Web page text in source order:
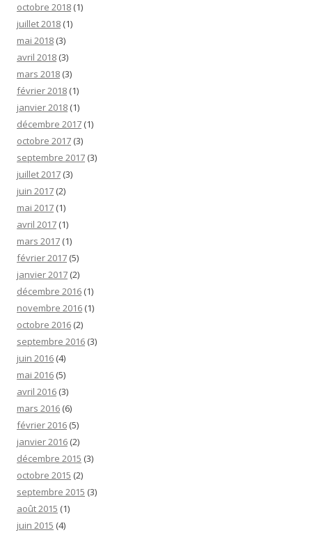
octobre 2018 (1)
juillet 2018 (1)
mai 2018 (3)
avril 2018 (3)
mars 2018 (3)
février 2018 (1)
janvier 2018 (1)
décembre 2017 (1)
octobre 2017 (3)
septembre 2017 (3)
juillet 2017 (3)
juin 2017 (2)
mai 2017 (1)
avril 2017 (1)
mars 2017 (1)
février 2017 (5)
janvier 2017 (2)
décembre 2016 (1)
novembre 2016 (1)
octobre 2016 (2)
septembre 2016 (3)
juin 2016 (4)
mai 2016 (5)
avril 2016 (3)
mars 2016 (6)
février 2016 (5)
janvier 2016 (2)
décembre 2015 (3)
octobre 2015 (2)
septembre 2015 (3)
août 2015 (1)
juin 2015 (4)